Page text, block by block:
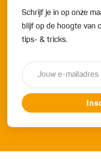
Schrijf je in op onze
blijf op de hoogte van
tips- & tricks.